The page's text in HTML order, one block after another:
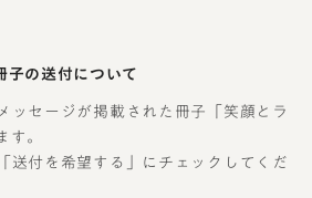
子の送付について
ッセージが掲載された冊子「笑顔とラ
す。
送付を希望する」にチェックしてくだ